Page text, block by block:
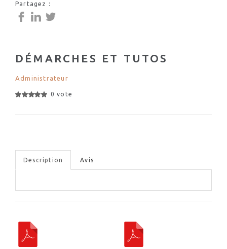
Partagez :
DÉMARCHES ET TUTOS
Administrateur
0 vote
Description Avis